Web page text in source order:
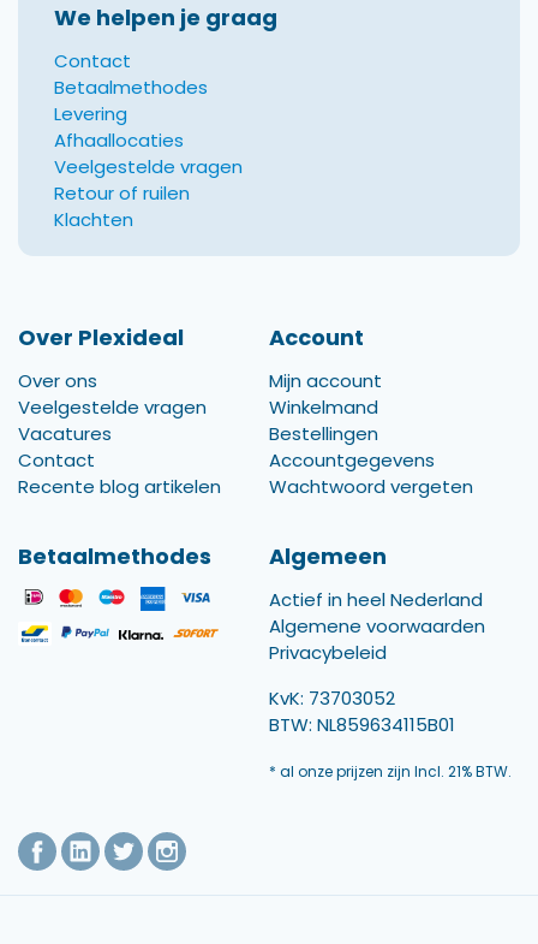
We helpen je graag
Contact
Betaalmethodes
Levering
Afhaallocaties
Veelgestelde vragen
Retour of ruilen
Klachten
Over Plexideal
Over ons
Veelgestelde vragen
Vacatures
Contact
Recente blog artikelen
Account
Mijn account
Winkelmand
Bestellingen
Accountgegevens
Wachtwoord vergeten
Betaalmethodes Algemeen
Actief in heel Nederland
Algemene voorwaarden
Privacybeleid
KvK: 73703052
BTW: NL859634115B01
* al onze prijzen zijn Incl. 21% BTW.